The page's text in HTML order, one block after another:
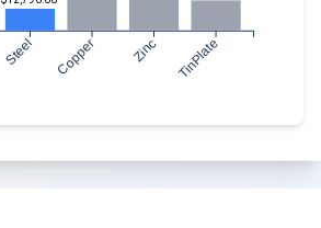
Steel Copper Zinc TinPlate